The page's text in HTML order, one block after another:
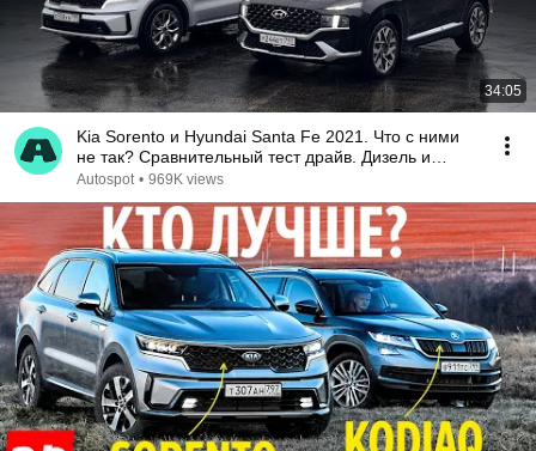
34:05
Kia Sorento и Hyundai Santa Fe 2021. Что с ними
не так? Сравнительный тест драйв. Дизель и
робот!
Autospot • 969K views